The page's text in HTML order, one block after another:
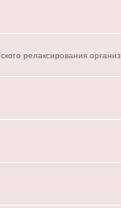
релаксирования